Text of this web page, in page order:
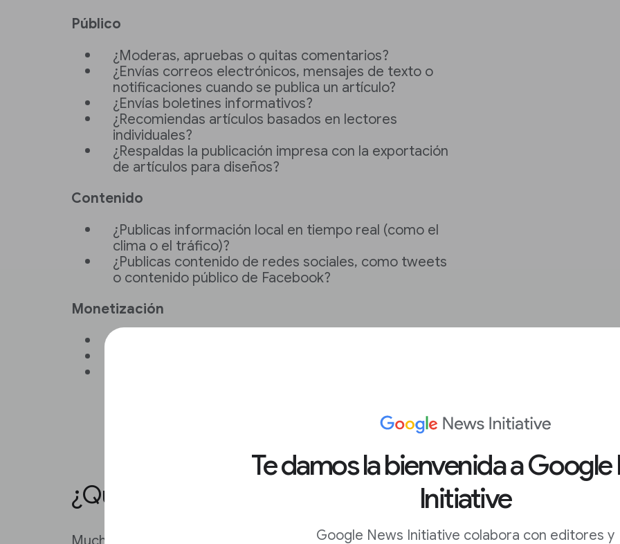
Te damos la bienvenida a Google
Initiative
Google News Initiative colabora con editores y
Público
¿Moderas, apruebas o quitas comentarios?
¿Envías correos electrónicos, mensajes de texto o
notificaciones cuando se publica un artículo?
¿Envías boletines informativos?
¿Recomiendas artículos basados en lectores
individuales?
¿Respaldas la publicación impresa con la exportación
de artículos para diseños?
Contenido
¿Publicas información local en tiempo real (como el
clima o el tráfico)?
¿Publicas contenido de redes sociales, como tweets
o contenido público de Facebook?
Monetización
¿Quién usará tu CMS?